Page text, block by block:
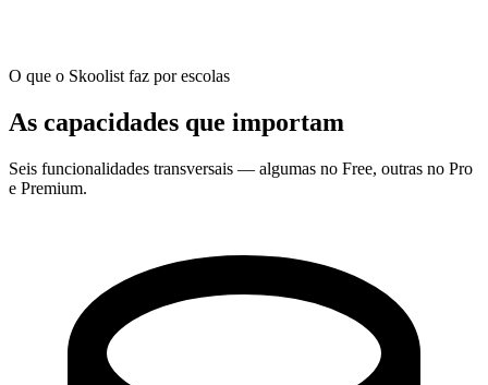
O que o Skoolist faz por escolas
As capacidades que importam
Seis funcionalidades transversais — algumas no Free, outras no Pro
e Premium.